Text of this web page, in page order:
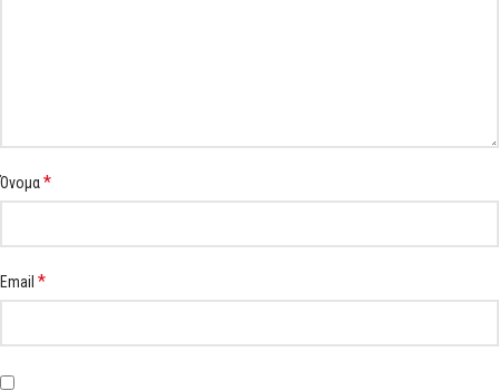
Όνομα*
Email *